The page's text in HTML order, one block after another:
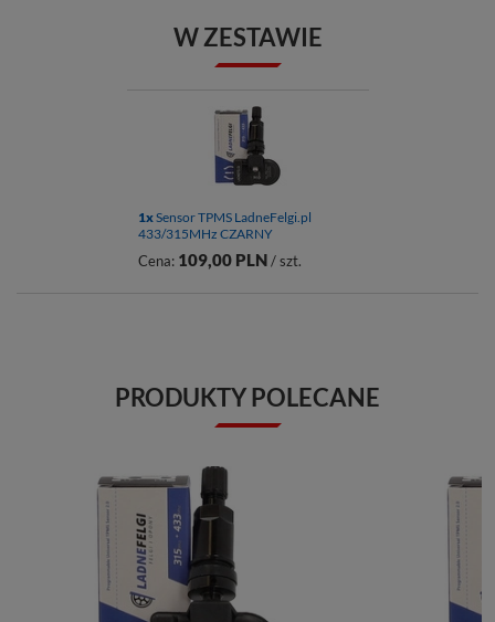
W ZESTAWIE
1xSensor TPMS LadneFelgi.pl
433/315MHz CZARNY
Cena: 109,00 PLN / szt.
PRODUKTY POLECANE